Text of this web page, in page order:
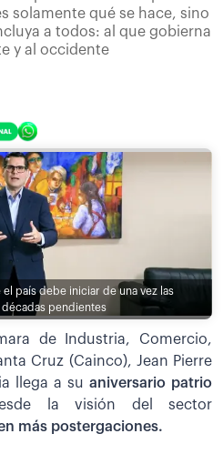
solamente qué se hace, sino
a todos: al que gobierna
y al occidente
país debe iniciar de una vez las
pendientes
de Industria, Comercio,
Cruz (Cainco), Jean Pierre
llega a su aniversario patrio
la visión del sector
más postergaciones.